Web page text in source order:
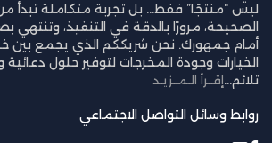
ليس “منتجًا” فقط… بل تجربة متكاملة تبدأ من
الصحيحة، مرورًا بالدقة في التنفيذ، وتنتهي
أمام جمهورك. نحن شريككم الذي يجمع بين
الخيارات وجودة المخرجات لتوفير حلول دعائية
تلائم... إقــرأ الـمــزيـد
روابط وسائل التواصل الاجتماعي